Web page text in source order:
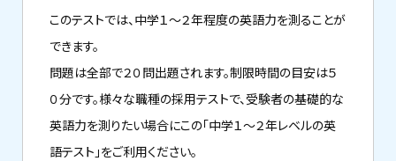
このテストでは、中学１～２年程度の英語力を測ることが
できます。
問題は全部で２０問出題されます。制限時間の目安は５
０分です。様々な職種の採用テストで、受験者の基礎的な
英語力を測りたい場合にこの「中学１～２年レベルの英
語テスト」をご利用ください。